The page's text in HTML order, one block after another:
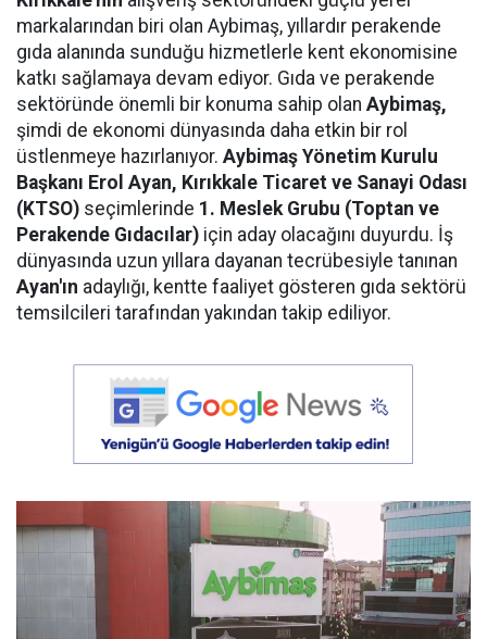
markalarından biri olan Aybimaş, yıllardır perakende
gıda alanında sunduğu hizmetlerle kent ekonomisine
katkı sağlamaya devam ediyor. Gıda ve perakende
sektöründe önemli bir konuma sahip olan Aybimaş,
şimdi de ekonomi dünyasında daha etkin bir rol
üstlenmeye hazırlanıyor. Aybimaş Yönetim Kurulu
Başkanı Erol Ayan, Kırıkkale Ticaret ve Sanayi Odası
(KTSO) seçimlerinde 1. Meslek Grubu (Toptan ve
Perakende Gıdacılar) için aday olacağını duyurdu. İş
dünyasında uzun yıllara dayanan tecrübesiyle tanınan
Ayan'ın adaylığı, kentte faaliyet gösteren gıda sektörü
temsilcileri tarafından yakından takip ediliyor.